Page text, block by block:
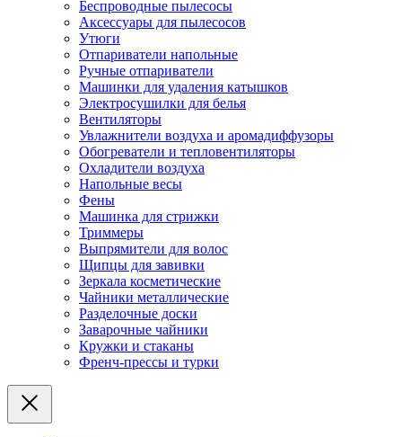
Беспроводные пылесосы
Аксессуары для пылесосов
Утюги
Отпариватели напольные
Ручные отпариватели
Машинки для удаления катышков
Электросушилки для белья
Вентиляторы
Увлажнители воздуха и аромадиффузоры
Обогреватели и тепловентиляторы
Охладители воздуха
Напольные весы
Фены
Машинка для стрижки
Триммеры
Выпрямители для волос
Щипцы для завивки
Зеркала косметические
Чайники металлические
Разделочные доски
Заварочные чайники
Кружки и стаканы
Френч-прессы и турки